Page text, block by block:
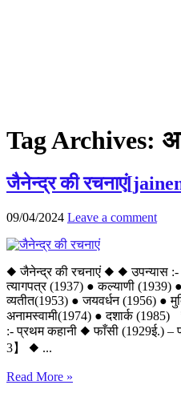
Tag Archives:
जैनेन्द्र की
09/04/2024 Leave a comment
◆ जैनेन्द्र की रचनाएं ◆ ◆ उपन्यास
त्यागपत्र (1937) ● कल्याणी (1939)
व्यतीत(1953) ● जयवर्धन (1956) ●
अनामस्वामी(1974) ● दशार्क
:- प्रथम कहानी ◆ फाँसी (1929ई.) –
3】 ◆ ...
Read More »